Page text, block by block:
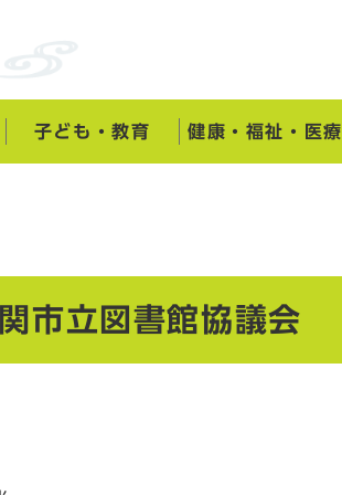
子ども・教育 健康・福祉・医療
市立図書館協議会